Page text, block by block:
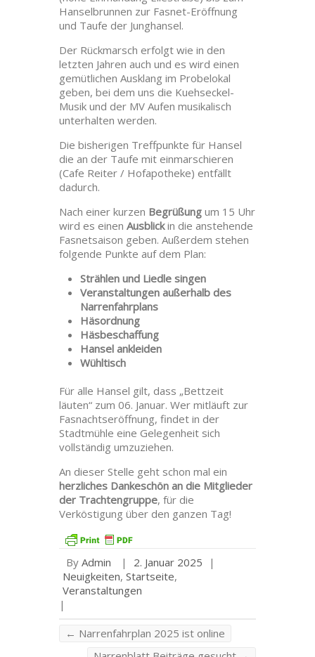
Hanselbrunnen zur Fasnet-Eröffnung
und Taufe der Junghansel.
Der Rückmarsch erfolgt wie in den
letzten Jahren auch und es wird einen
gemütlichen Ausklang im Probelokal
geben, bei dem uns die Kuehseckel-
Musik und der MV Aufen musikalisch
unterhalten werden.
Die bisherigen Treffpunkte für Hansel
die an der Taufe mit einmarschieren
(Cafe Reiter / Hofapotheke) entfällt
dadurch.
Nach einer kurzen Begrüßung um 15 Uhr
wird es einen Ausblickin die anstehende
Fasnetsaison geben. Außerdem stehen
folgende Punkte auf dem Plan:
Strählen und Liedle singen
Veranstaltungen außerhalb des
Narrenfahrplans
Häsordnung
Häsbeschaffung
Hansel ankleiden
Wühltisch
Für alle Hansel gilt, dass „Bettzeit
läuten“ zum 06. Januar. Wer mitläuft zur
Fasnachtseröffnung, findet in der
Stadtmühle eine Gelegenheit sich
vollständig umzuziehen.
An dieser Stelle geht schon mal ein
herzliches Dankeschön an die Mitglieder
der Trachtengruppe, für die
Verköstigung über den ganzen Tag!
By Admin | 2. Januar 2025
|
Neuigkeiten, Startseite,
Veranstaltungen
|
← Narrenfahrplan 2025 ist online